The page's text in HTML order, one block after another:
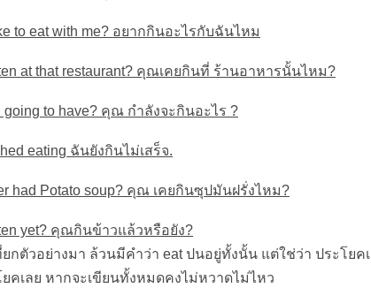
to eat with me? อยากกินอะไรกับฉันไหม
at that restaurant? คุณเคยกินที่ ร้านอาหารนั้นไหม?
going to have? คุณ กำลังจะกินอะไร ?
eating ฉันยังกินไม่เสร็จ.
had Potato soup? คุณ เคยกินซุปมันฝรั่งไหม?
yet? คุณกินข้าวแล้วหรือยัง?
กตัวอย่างมา ล้วนมีคำว่า eat ปนอยู่ทั้งนั้น แต่ใช่ว่า ประโย
คเลย หากจะเขียนทั้งหมดคงไม่หวาดไม่ไหว